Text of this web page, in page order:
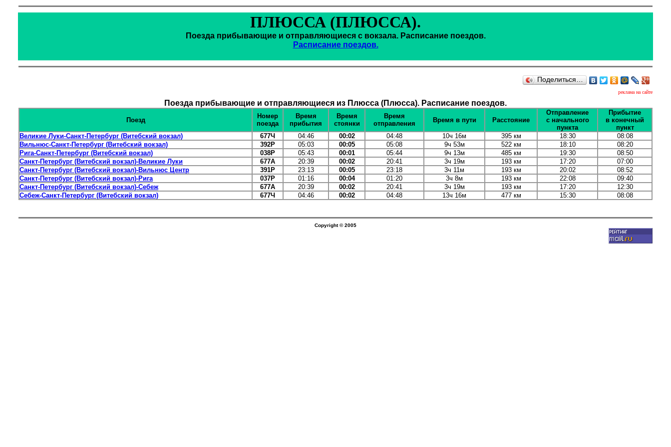
ПЛЮССА (ПЛЮССА).
Поезда прибывающие и отправляющиеся с вокзала. Расписание поездов.
Расписание поездов.
Поделиться…
реклама на сайте
Поезда прибывающие и отправляющиеся из Плюсса (Плюсса). Расписание поездов.
Поезд
Номер
поезда
Время
прибытия
Время
стоянки
Время
отправления
Время в пути Расстояние
Отправление
с начального
пункта
Прибытие
в конечный
пункт
Великие Луки-Санкт-Петербург (Витебский вокзал)
677Ч 04:46 00:02 04:48 10ч 16м 395 км 18:30
08:08
Вильнюс-Санкт-Петербург (Витебский вокзал)
392Р 05:03 00:05 05:08 9ч 53м 522 км 18:10
08:20
Рига-Санкт-Петербург (Витебский вокзал)
038Р 05:43 00:01 05:44 9ч 13м 485 км 19:30
08:50
Санкт-Петербург (Витебский вокзал)-Великие Луки
677А 20:39 00:02 20:41 3ч 19м 193 км 17:20
07:00
Санкт-Петербург (Витебский вокзал)-Вильнюс Центр
391Р 23:13 00:05 23:18 3ч 11м 193 км 20:02
08:52
Санкт-Петербург (Витебский вокзал)-Рига
037Р 01:16 00:04 01:20 3ч 8м 193 км 22:08
09:40
Санкт-Петербург (Витебский вокзал)-Себеж
677А 20:39 00:02 20:41 3ч 19м 193 км 17:20
12:30
Себеж-Санкт-Петербург (Витебский вокзал)
677Ч 04:46 00:02 04:48 13ч 16м 477 км 15:30 08:08
Copyright © 2005